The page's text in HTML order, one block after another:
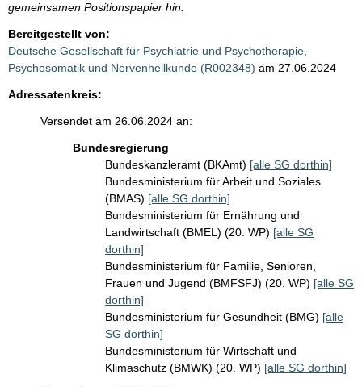
gemeinsamen Positionspapier hin.
Bereitgestellt von:
Deutsche Gesellschaft für Psychiatrie und Psychotherapie,
Psychosomatik und Nervenheilkunde (R002348) am 27.06.2024
Adressatenkreis:
Versendet am 26.06.2024 an:
Bundesregierung
Bundeskanzleramt (BKAmt) [alle SG dorthin]
Bundesministerium für Arbeit und Soziales
(BMAS) [alle SG dorthin]
Bundesministerium für Ernährung und
Landwirtschaft (BMEL) (20. WP) [alle SG
dorthin]
Bundesministerium für Familie, Senioren,
Frauen und Jugend (BMFSFJ) (20. WP) [alle SG
dorthin]
Bundesministerium für Gesundheit (BMG) [alle
SG dorthin]
Bundesministerium für Wirtschaft und
Klimaschutz (BMWK) (20. WP) [alle SG dorthin]